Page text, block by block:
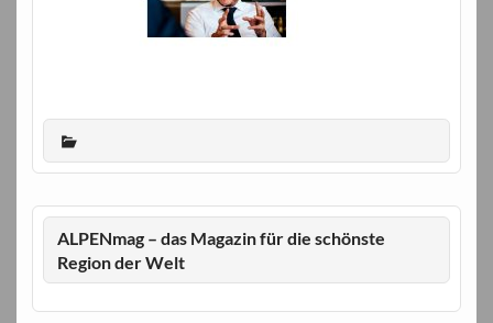
ALPENmag – das Magazin für die schönste
Region der Welt